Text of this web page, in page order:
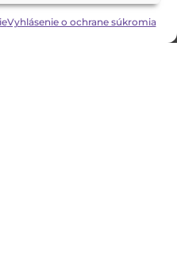
Vyhlásenie o ochrane súkromia